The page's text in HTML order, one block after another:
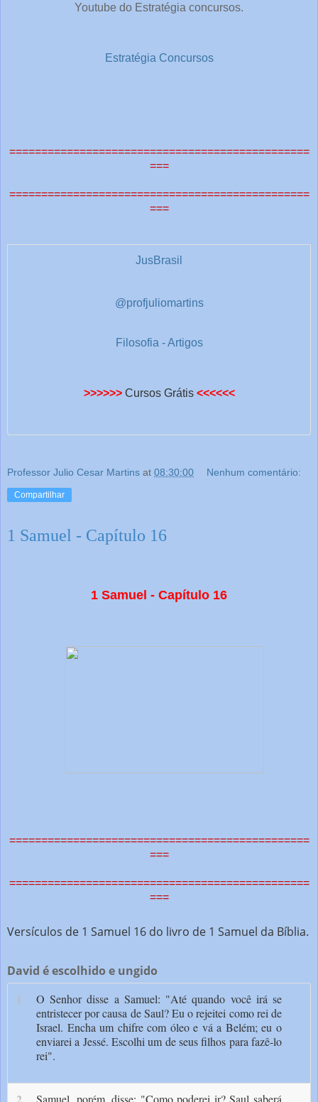
Youtube do Estratégia concursos.
Estratégia Concursos
===============================================
===
===============================================
===
JusBrasil
@profjuliomartins
Filosofia - Artigos
>>>>>> Cursos Grátis <<<<<<
Professor Julio Cesar Martins at 08:30:00 Nenhum comentário:
Compartilhar
1 Samuel - Capítulo 16
1 Samuel - Capítulo 16
===============================================
===
===============================================
===
Versículos de 1 Samuel 16 do livro de 1 Samuel da Bíblia.
David é escolhido e ungido
1
O Senhor disse a Samuel: "Até quando você irá se
entristecer por causa de Saul? Eu o rejeitei como rei de
Israel. Encha um chifre com óleo e vá a Belém; eu o
enviarei a Jessé. Escolhi um de seus filhos para fazê-lo
rei".
2 Samuel, porém, disse: "Como poderei ir? Saul saberá